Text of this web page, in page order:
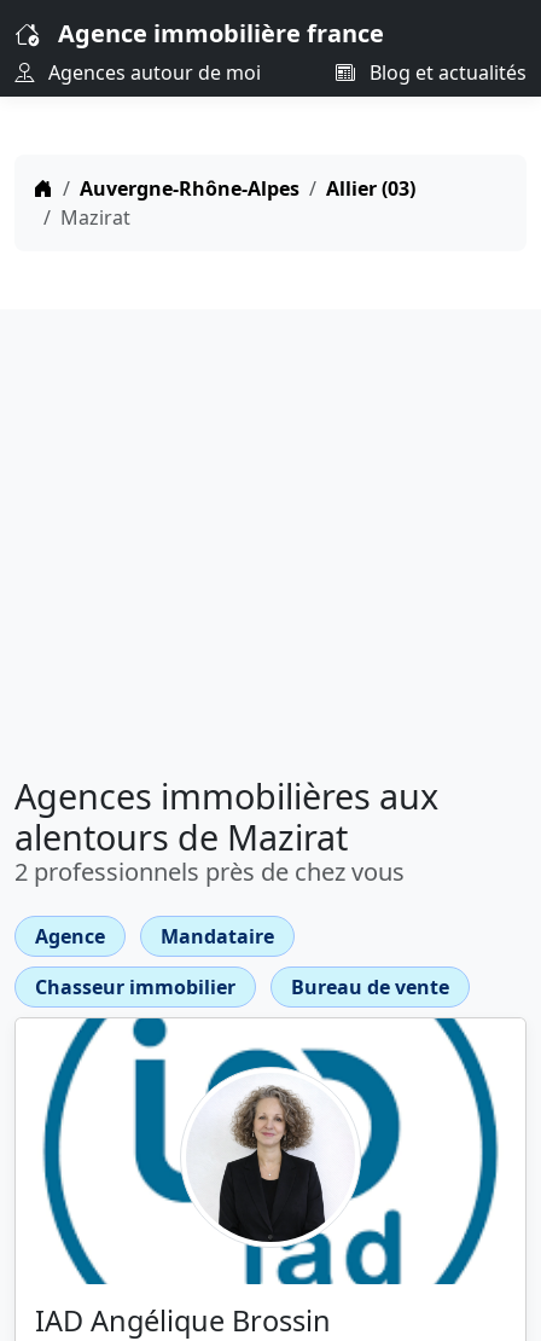
Agence immobilière france
Agences autour de moi Blog et actualités
Auvergne-Rhône-Alpes
Allier (03)
Mazirat
Agences immobilières aux
alentours de Mazirat
2 professionnels près de chez vous
Agence
Mandataire
Chasseur immobilier
Bureau de vente
IAD Angélique Brossin